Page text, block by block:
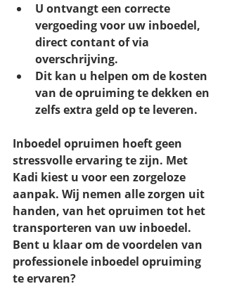
U ontvangt een correcte
vergoeding voor uw inboedel,
direct contant of via
overschrijving.
Dit kan u helpen om de kosten
van de opruiming te dekken en
zelfs extra geld op te leveren.
Inboedel opruimen hoeft geen
stressvolle ervaring te zijn. Met
Kadi kiest u voor een zorgeloze
aanpak. Wij nemen alle zorgen uit
handen, van het opruimen tot het
transporteren van uw inboedel.
Bent u klaar om de voordelen van
professionele inboedel opruiming
te ervaren?